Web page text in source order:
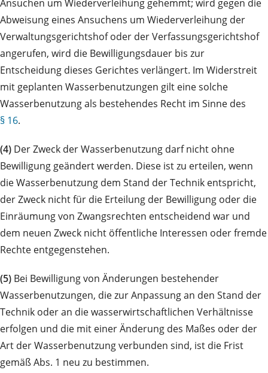
Ansuchen um Wiederverleihung gehemmt; wird gegen die
Abweisung eines Ansuchens um Wiederverleihung der
Verwaltungsgerichtshof oder der Verfassungsgerichtshof
angerufen, wird die Bewilligungsdauer bis zur
Entscheidung dieses Gerichtes verlängert. Im Widerstreit
mit geplanten Wasserbenutzungen gilt eine solche
Wasserbenutzung als bestehendes Recht im Sinne des
§ 16.
(4) Der Zweck der Wasserbenutzung darf nicht ohne
Bewilligung geändert werden. Diese ist zu erteilen, wenn
die Wasserbenutzung dem Stand der Technik entspricht,
der Zweck nicht für die Erteilung der Bewilligung oder die
Einräumung von Zwangsrechten entscheidend war und
dem neuen Zweck nicht öffentliche Interessen oder fremde
Rechte entgegenstehen.
(5) Bei Bewilligung von Änderungen bestehender
Wasserbenutzungen, die zur Anpassung an den Stand der
Technik oder an die wasserwirtschaftlichen Verhältnisse
erfolgen und die mit einer Änderung des Maßes oder der
Art der Wasserbenutzung verbunden sind, ist die Frist
gemäß Abs. 1 neu zu bestimmen.